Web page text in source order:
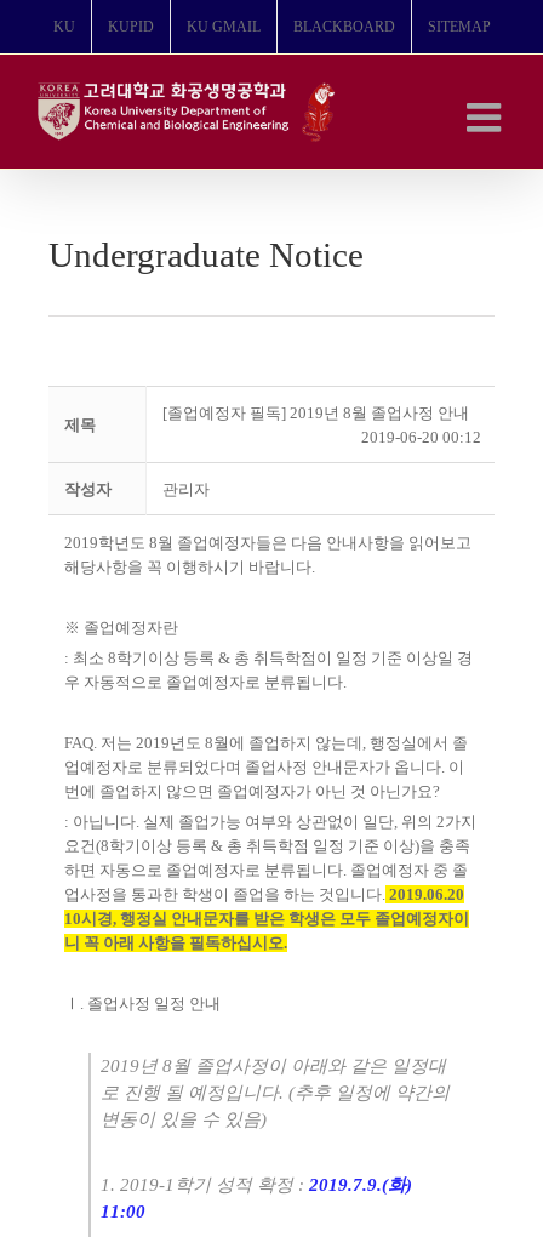
뛰
KU KUPID KU GMAIL BLACKBOARD SITEMAP
Undergraduate Notice
제목
[졸업예정자 필독] 2019년 8월 졸업사정 안내
2019-06-20 00:12
작성자 관리자
2019학년도 8월 졸업예정자들은 다음 안내사항을 읽어보고
해당사항을 꼭 이행하시기 바랍니다.
※ 졸업예정자란
: 최소 8학기이상 등록 & 총 취득학점이 일정 기준 이상일 경
우 자동적으로 졸업예정자로 분류됩니다.
FAQ. 저는 2019년도 8월에 졸업하지 않는데, 행정실에서 졸
업예정자로 분류되었다며 졸업사정 안내문자가 옵니다. 이
번에 졸업하지 않으면 졸업예정자가 아닌 것 아닌가요?
: 아닙니다. 실제 졸업가능 여부와 상관없이 일단, 위의 2가지
요건(8학기이상 등록 & 총 취득학점 일정 기준 이상)을 충족
하면 자동으로 졸업예정자로 분류됩니다. 졸업예정자 중 졸
업사정을 통과한 학생이 졸업을 하는 것입니다. 2019.06.20
10시경, 행정실 안내문자를 받은 학생은 모두 졸업예정자이
니 꼭 아래 사항을 필독하십시오.
Ⅰ. 졸업사정 일정 안내
2019년 8월 졸업사정이 아래와 같은 일정대
로 진행 될 예정입니다. (추후 일정에 약간의
변동이 있을 수 있음)
1. 2019-1학기 성적 확정 : 2019.7.9.(화)
11:00